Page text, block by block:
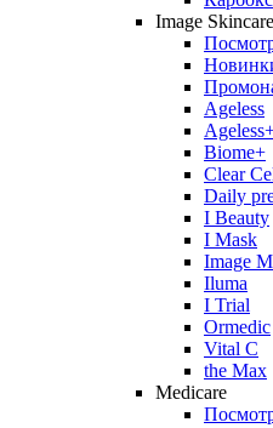
Image Skincare
Ageless
Biome+
Clear
Daily
I Beauty
I Mask
Image
Iluma
I Trial
Ormedic
Vital C
the Max
Medicare